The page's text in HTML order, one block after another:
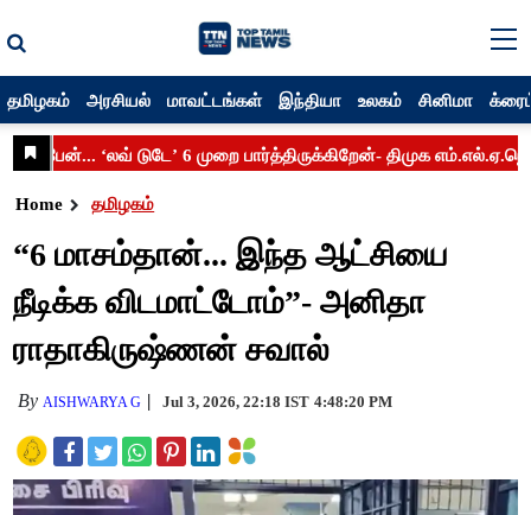
தமிழகம் அரசியல் மாவட்டங்கள் இந்தியா உலகம் சினிமா
Home தமிழகம்
“6 மாசம்தான்... இந்த ஆட்சியை
நீடிக்க விடமாட்டோம்”- அனிதா
ராதாகிருஷ்ணன் சவால்
By AISHWARYA G Jul 3, 2026, 22:18 IST 4:48:20 PM